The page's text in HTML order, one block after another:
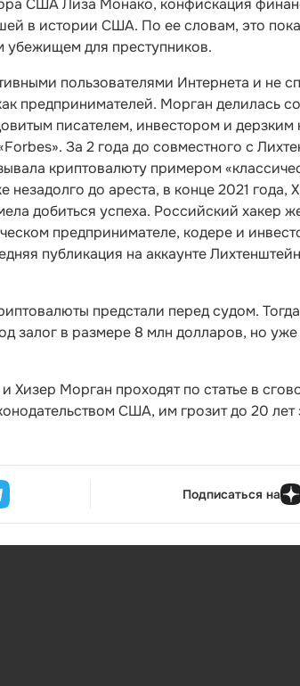
США Лиза Монако, конфискация
в истории США. По ее словам, это
убежищем для преступников.
пользователями Интернета и не
предпринимателей. Морган делилась
писателем, инвестором и
За 2 года до совместного с
криптовалюту примером
до ареста, в конце 2021 года,
добиться успеха. Российский хакер
предпринимателе, кодере и
публикация на аккаунте
предстали перед судом.
залог в размере 8 млн долларов, но
Хизер Морган проходят по статье в
США, им грозит до 20 лет
Подписаться на